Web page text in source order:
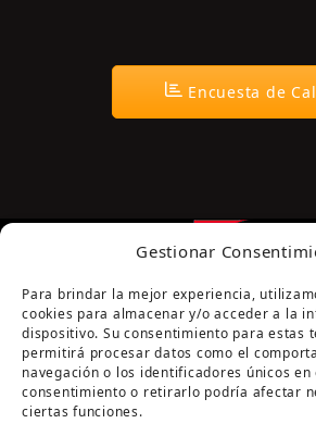
Gestionar
Para brindar la mejor experiencia,
cookies para almacenar y/o acceder a la
dispositivo. Su consentimiento para estas
permitirá procesar datos como el
navegación o los identificadores únicos
consentimiento o retirarlo podría afectar
ciertas funciones.
Encuesta de
Página cofinanciada por la